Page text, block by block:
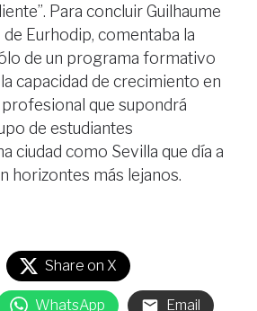
Para concluir Guilhaume
Eurhodip, comentaba la
de un programa formativo
capacidad de crecimiento en
que supondrá
de estudiantes
ciudad como Sevilla que día a
horizontes más lejanos.
Share on X
WhatsApp Email